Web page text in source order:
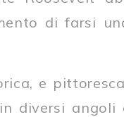
di farsi
e
diversi